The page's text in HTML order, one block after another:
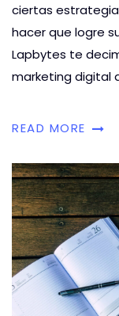
ciertas
hacer que logre
Lapbytes te
marketing digital
READ MORE